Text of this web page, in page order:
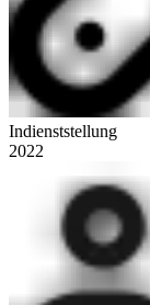
Indienststellung
2022